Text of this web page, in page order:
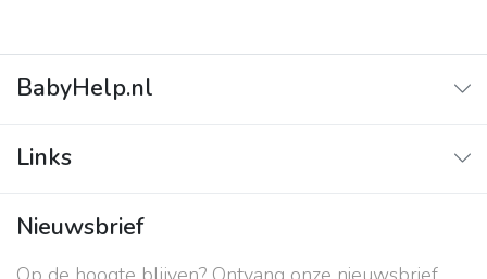
BabyHelp.nl
Vraag & Antwoord
Links
Contact
Nieuwsbrief